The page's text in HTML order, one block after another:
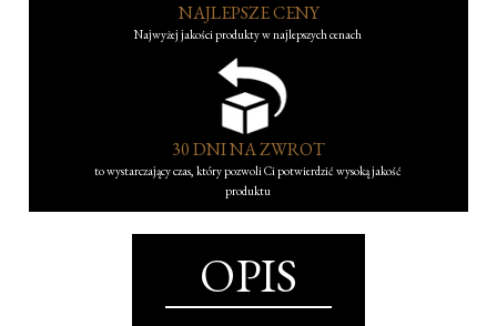
NAJLEPSZE CENY
Najwyżej jakości produkty w najlepszych cenach
30 DNI NA ZWROT
to wystarczający czas, który pozwoli Ci potwierdzić wysoką jakość
produktu
OPIS